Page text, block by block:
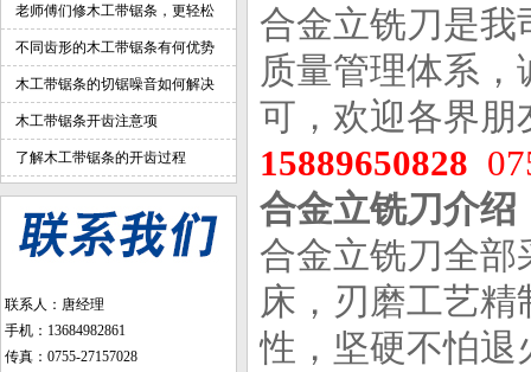
有杀伤力
老师傅们修木工带锯条，更轻松
不同齿形的木工带锯条有何优势
木工带锯条的切锯噪音如何解决
木工带锯条开齿注意项
了解木工带锯条的开齿过程
联系人：唐经理
手机：13684982861
传真：0755-27157028
合金立铣刀是
质量管理体系
可，欢迎各界朋
15889650828
合金立铣刀介绍
合金立铣刀全
床，刃磨工艺
性，坚硬不怕退